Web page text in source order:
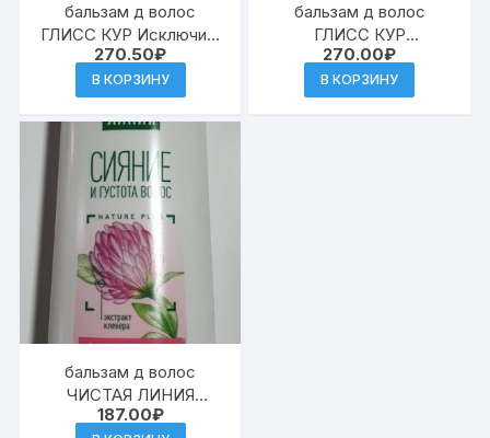
бальзам д волос
ГЛИСС КУР Исключит.
увлажнение 360мл
270.50₽
В КОРЗИНУ
бальзам д волос
ГЛИСС КУР
Безупречно длинные
360мл
270.00₽
В КОРЗИНУ
бальзам д волос
ЧИСТАЯ ЛИНИЯ
Клевер шелк блеск 380
187.00₽